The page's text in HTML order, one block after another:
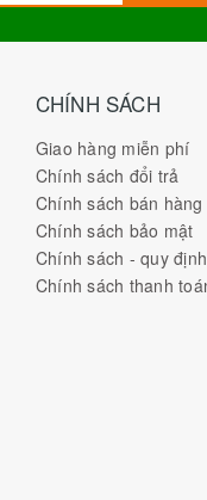
CHÍNH SÁCH
Giao hàng miễn phí
Chính sách đổi trả
Chính sách bán hàng
Chính sách bảo mật
Chính sách - quy
Chính sách thanh